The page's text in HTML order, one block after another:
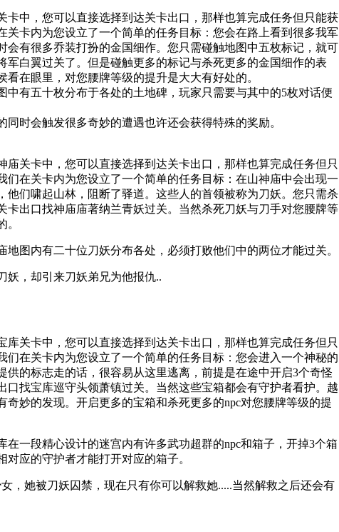
卡中，您可以直接选择到达关卡出口，那样也算完成任务但只能获
关卡内为您设立了一个简单的任务目标：您会在路上看到很多我军
会有很多乔装打扮的金国细作。您只需碰触地图中五枚标记，就可
军白翼过关了。但是碰触更多的标记与杀死更多的金国细作的表
看在眼里，对您腰牌等级的提升是大大有好处的。
中有五十枚分布于各处的土地碑，玩家只需要与其中的5枚对话便
时会触发很多奇妙的遭遇也许还会获得特殊的奖励。
关卡中，您可以直接选择到达关卡出口，那样也算完成任务但只
们在关卡内为您设立了一个简单的任务目标：在山神庙中会出现一
他们啸起山林，阻断了驿道。这些人的首领被称为刀妖。您只需杀
卡出口找神庙庙著纳兰青妖过关。当然杀死刀妖与刀手对您腰牌等
。
图内有二十位刀妖分布各处，必须打败他们中的两位才能过关。
，却引来刀妖弟兄为他报仇..
关卡中，您可以直接选择到达关卡出口，那样也算完成任务但只
们在关卡内为您设立了一个简单的任务目标：您会进入一个神秘的
供的标志走的话，很容易从这里逃离，前提是在途中开启3个奇怪
口找宝库巡守头领萧镇过关。当然这些宝箱都会有守护者看护。越
奇妙的发现。开启更多的宝箱和杀死更多的npc对您腰牌等级的提
一段精心设计的迷宫内有许多武功超群的npc和箱子，开掉3个箱
对应的守护者才能打开对应的箱子。
她被刀妖囚禁，现在只有你可以解救她.....当然解救之后还会有